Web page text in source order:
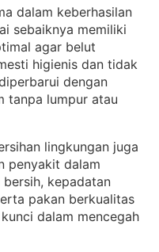
dalam keberhasilan
sebaiknya memiliki
agar belut
higienis dan tidak
dengan
tanpa lumpur atau
lingkungan juga
penyakit dalam
kepadatan
pakan berkualitas
dalam mencegah